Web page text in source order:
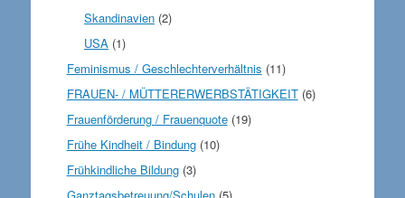
Skandinavien (2)
USA (1)
Feminismus / Geschlechterverhältnis (11)
FRAUEN- / MÜTTERERWERBSTÄTIGKEIT(6)
Frauenförderung / Frauenquote(19)
Frühe Kindheit / Bindung(10)
Frühkindliche Bildung(3)